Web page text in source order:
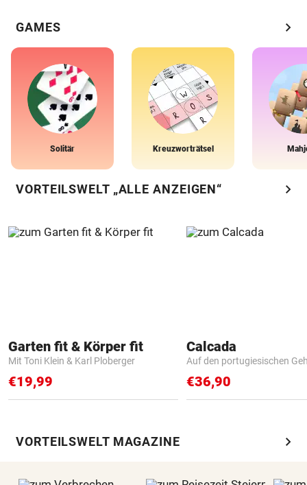
GAMES chevron_right
Solitär Kreuzworträtsel
VORTEILSWELT „ALLE ANZEIGEN“ chevron_right
Garten fit & Körper fit
Mit Toni Klein & Karl Ploberger
€19,99
Calcada
Auf den portugiesischen
€36,90
VORTEILSWELT MAGAZINE chevron_right